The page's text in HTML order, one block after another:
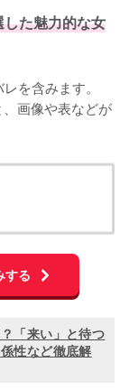
た魅力的な女
を含みます。
画像や表などが
する
「来い」と待つ
性など徹底解